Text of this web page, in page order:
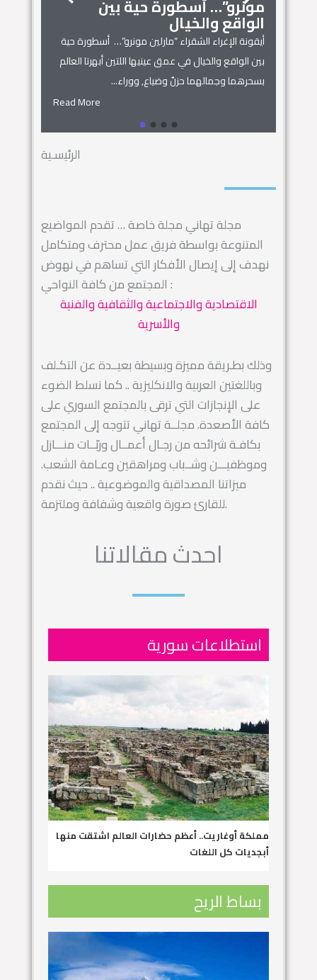
مونرو”… أسطورة حية بين
الواقع والخيال
أيقونة الإغراء الشقراء “مارلين مونرو”… أسطورة حية
بين الواقع والخيال في عمق عينيها اللتين أبهرتا العالم
بسحرهما وجمالهما حزنٌ وضياع, ووراء...
Read More
الرئيسـية
مجلة تهاني مجلة خاصة … تقدم المواضيع
المتنوعة بواسطة فريق عمل محترف ومتكامل
نهدف إلى إيصال الأفكار التي تساهم في نهوض
المجتمع من كافة النواحي :
الاقتصادية والاجتماعية والثقافية والفنية
والأسرية
وذلك بطـريقة مميزة وبسيطة بعيــدة عن التكـلف
وباللغتين العربية والانكليزية .. كما نسلط الضوء
على الإنجازات التي ترقى بالمجتمع السوري على
كافة الأصعدة. مجلــة تهاني تتوجه إلى المجتمع
بكافـة شرائحه من رجـال أعمــال وربّــات منـــازل
وموظفيـــن وشــباب ومراهقين وعـامة الشعب.
ميزاتنا المصداقية والموضوعية .. حيث نقدم
للقارئ صورة واقعية وشفافة وملتزمة.
احدث مقالاتنا
استطلاعات سورية
مملكة أوغاريت.. أعظم حضارات العالم اشتقت منها
أبجديات كل اللغات
بساط الريح